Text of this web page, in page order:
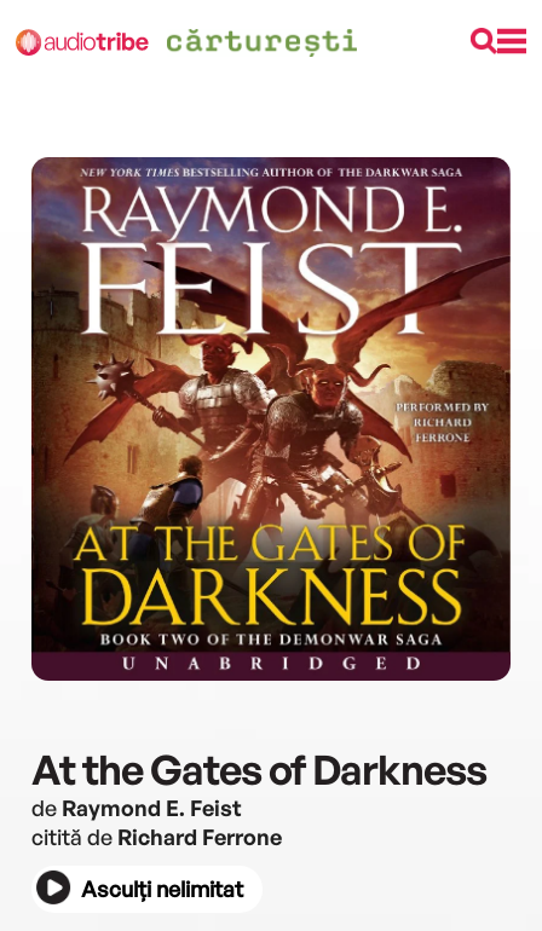
At the Gates of Darkness
de Raymond E. Feist
citită de Richard Ferrone
Asculți nelimitat